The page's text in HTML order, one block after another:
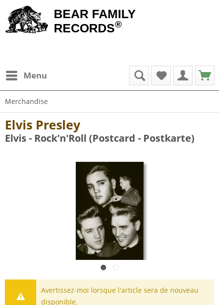
BEAR FAMILY
RECORDS®
Menu
Merchandise
Elvis Presley
Elvis - Rock'n'Roll (Postcard - Postkarte)
Avertissez-moi lorsque l'article sera de nouveau
disponible.